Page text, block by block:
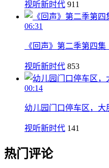
视听新时代 911
06:31
《回声》第二季第四集
视听新时代 853
00:14
幼儿园门口停车区，
视听新时代 141
热门评论